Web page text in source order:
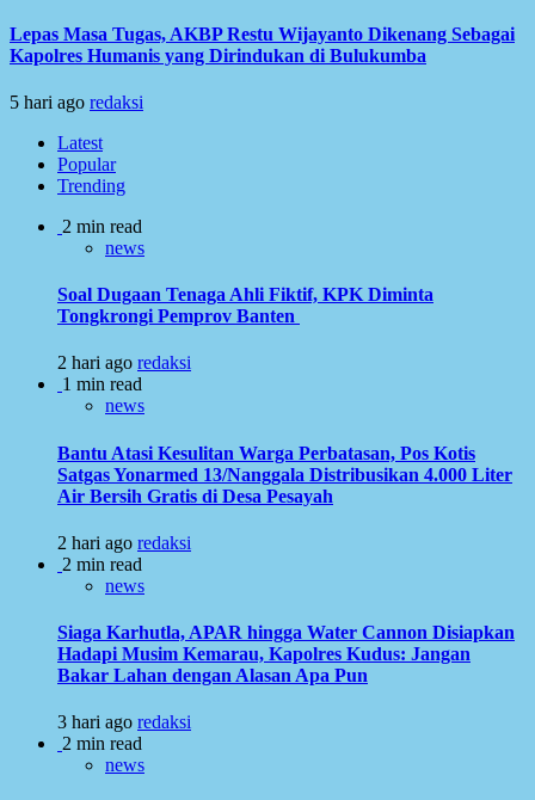
Lepas Masa Tugas, AKBP Restu Wijayanto Dikenang Sebagai
Kapolres Humanis yang Dirindukan di Bulukumba
5 hari ago redaksi
Latest
Popular
Trending
2 min read
news
Soal Dugaan Tenaga Ahli Fiktif, KPK Diminta
Tongkrongi Pemprov Banten
2 hari ago redaksi
1 min read
news
Bantu Atasi Kesulitan Warga Perbatasan, Pos Kotis
Satgas Yonarmed 13/Nanggala Distribusikan 4.000 Liter
Air Bersih Gratis di Desa Pesayah
2 hari ago redaksi
2 min read
news
Siaga Karhutla, APAR hingga Water Cannon Disiapkan
Hadapi Musim Kemarau, Kapolres Kudus: Jangan
Bakar Lahan dengan Alasan Apa Pun
3 hari ago redaksi
2 min read
news